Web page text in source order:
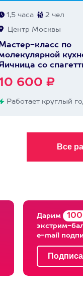
1,5 часа 2 чел
Центр Москвы
класс по
со
600 ₽
Работает круглый
Дарим
экстрим-
e-mail